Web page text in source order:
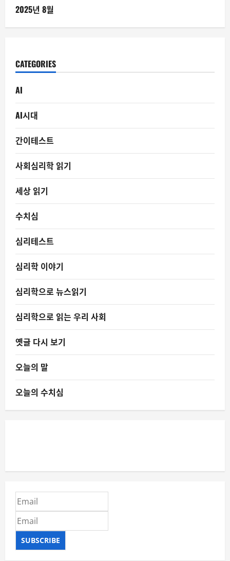
2025년 8월
CATEGORIES
AI
AI시대
간이테스트
사회심리학 읽기
세상 읽기
수치심
심리테스트
심리학 이야기
심리학으로 뉴스읽기
심리학으로 읽는 우리 사회
옛글 다시 보기
오늘의 말
오늘의 수치심
SUBSCRIBE